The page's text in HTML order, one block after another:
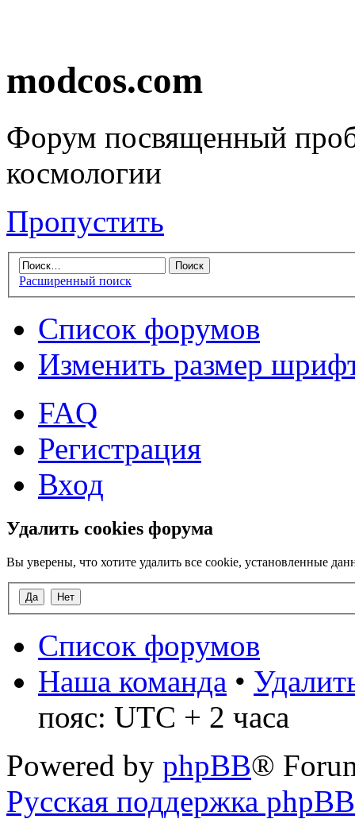
modcos.com
Форум посвященный
космологии
Пропустить
Расширенный поиск
Список форумов
Изменить размер
FAQ
Регистрация
Вход
Удалить cookies форума
Вы уверены, что хотите удалить все cookie, установленные
Список форумов
Наша команда •
пояс: UTC + 2 часа
Powered by phpBB®
Русская поддержка phpBB